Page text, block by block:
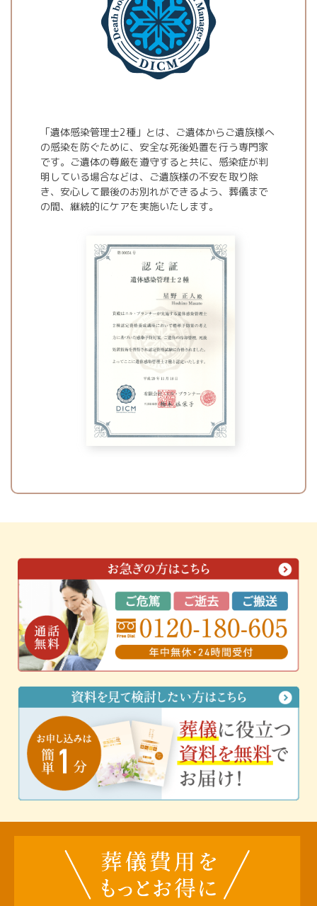
「遺体感染管理士2種」とは、ご遺体からご遺族様へ
の感染を防ぐために、安全な死後処置を行う専門家
です。ご遺体の尊厳を遵守すると共に、感染症が判
明している場合などは、ご遺族様の不安を取り除
き、安心して最後のお別れができるよう、葬儀まで
の間、継続的にケアを実施いたします。